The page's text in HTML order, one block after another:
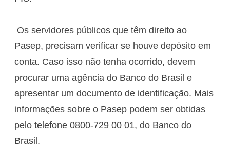
Os servidores públicos que têm direito ao
Pasep, precisam verificar se houve depósito em
conta. Caso isso não tenha ocorrido, devem
procurar uma agência do Banco do Brasil e
apresentar um documento de identificação. Mais
informações sobre o Pasep podem ser obtidas
pelo telefone 0800-729 00 01, do Banco do
Brasil.